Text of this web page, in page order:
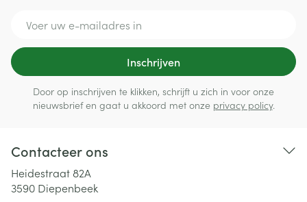
Inschrijven
Door op inschrijven te klikken, schrijft u zich in voor onze
nieuwsbrief en gaat u akkoord met onze privacy policy.
Contacteer ons
Heidestraat 82A
3590 Diepenbeek